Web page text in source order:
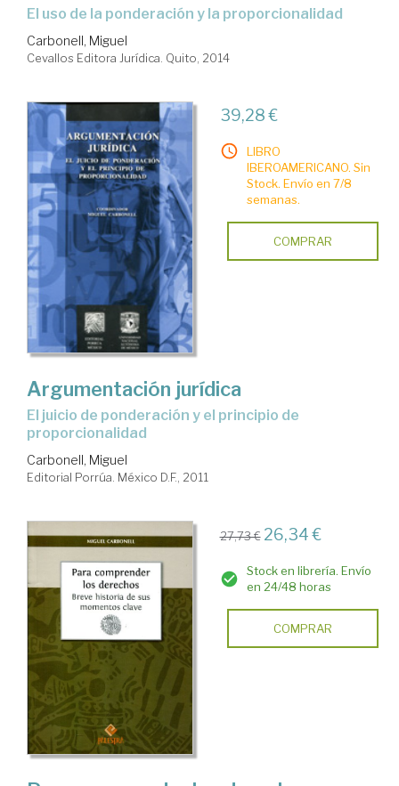
el uso de la ponderación y la proporcionalidad
Carbonell, Miguel
Cevallos Editora Jurídica. Quito, 2014
39,28 €
LIBRO
IBEROAMERICANO. Sin
Stock. Envío en 7/8
semanas.
COMPRAR
Argumentación jurídica
el juicio de ponderación y el principio de
proporcionalidad
Carbonell, Miguel
Editorial Porrúa. México D.F., 2011
27,73 € 26,34 €
Stock en librería. Envío
en 24/48 horas
COMPRAR